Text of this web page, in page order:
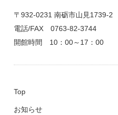
〒932-0231 南砺市山見1739-2
電話/FAX 0763-82-3744
開館時間 10：00～17：00
Top
お知らせ